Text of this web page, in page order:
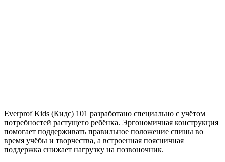
Everprof Kids (Кидс) 101 разработано специально с учётом
потребностей растущего ребёнка. Эргономичная конструкция
помогает поддерживать правильное положение спины во
время учёбы и творчества, а встроенная поясничная
поддержка снижает нагрузку на позвоночник.